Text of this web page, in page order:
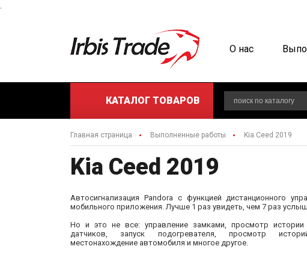
О нас
КАТАЛОГ ТОВАРОВ
Главная страница Выполненные работы Kia Ceed 2019
Kia Ceed 2019
Автосигнализация Pandora с функцией дистанционного
мобильного приложения. Лучше 1 раз увидеть, чем 7 раз
Но и это не все: управление замками, просмотр истории
датчиков, запуск подогревателя, просмотр
местонахождение автомобиля и многое другое.